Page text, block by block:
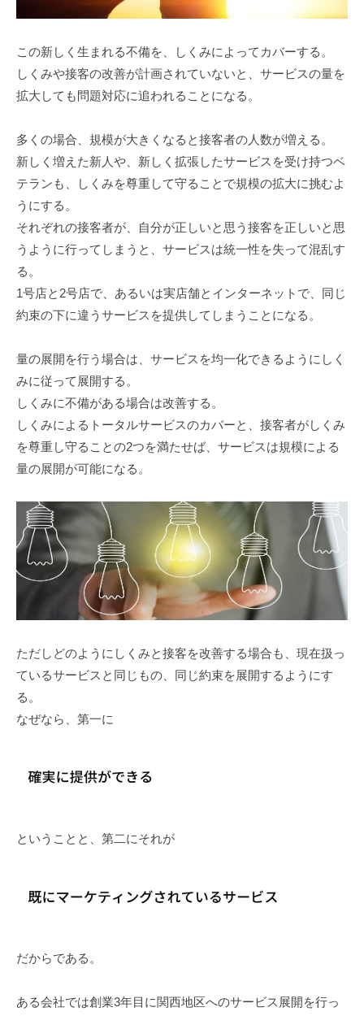
この新しく生まれる不備を、しくみによってカバーする。
しくみや接客の改善が計画されていないと、サービスの量を
拡大しても問題対応に追われることになる。
多くの場合、規模が大きくなると接客者の人数が増える。
新しく増えた新人や、新しく拡張したサービスを受け持つベ
テランも、しくみを尊重して守ることで規模の拡大に挑むよ
うにする。
それぞれの接客者が、自分が正しいと思う接客を正しいと思
うように行ってしまうと、サービスは統一性を失って混乱す
る。
1号店と2号店で、あるいは実店舗とインターネットで、同じ
約束の下に違うサービスを提供してしまうことになる。
量の展開を行う場合は、サービスを均一化できるようにしく
みに従って展開する。
しくみに不備がある場合は改善する。
しくみによるトータルサービスのカバーと、接客者がしくみ
を尊重し守ることの2つを満たせば、サービスは規模による
量の展開が可能になる。
ただしどのようにしくみと接客を改善する場合も、現在扱っ
ているサービスと同じもの、同じ約束を展開するようにす
る。
なぜなら、第一に
ということと、第二にそれが
だからである。
ある会社では創業3年目に関西地区へのサービス展開を行っ